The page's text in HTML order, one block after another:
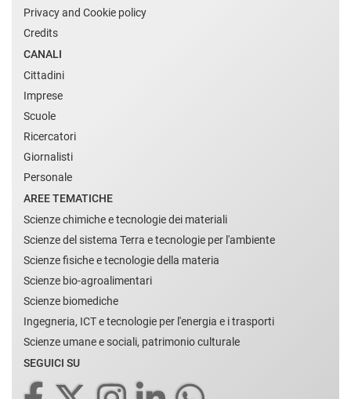
Privacy and Cookie policy
Credits
CANALI
Cittadini
Imprese
Scuole
Ricercatori
Giornalisti
Personale
AREE TEMATICHE
Scienze chimiche e tecnologie dei materiali
Scienze del sistema Terra e tecnologie per l'ambiente
Scienze fisiche e tecnologie della materia
Scienze bio-agroalimentari
Scienze biomediche
Ingegneria, ICT e tecnologie per l'energia e i trasporti
Scienze umane e sociali, patrimonio culturale
SEGUICI SU